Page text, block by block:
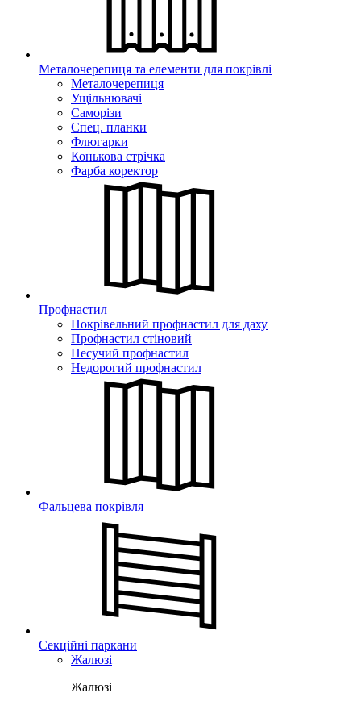
Металочерепиця та елементи для покрівлі
Металочерепиця
Ущільнювачі
Саморізи
Спец. планки
Флюгарки
Конькова стрічка
Фарба коректор
Профнастил
Покрівельний профнастил для даху
Профнастил стіновий
Несучий профнастил
Недорогий профнастил
Фальцева покрівля
Секційні паркани
Жалюзі
Жалюзі